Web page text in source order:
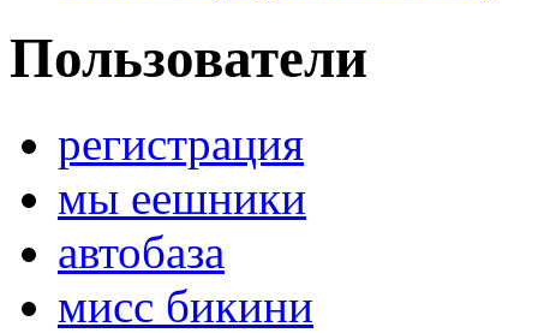
Пользователи
регистрация
мы еешники
автобаза
мисс бикини